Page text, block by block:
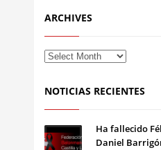
ARCHIVES
NOTICIAS RECIENTES
Ha fallecido
Daniel